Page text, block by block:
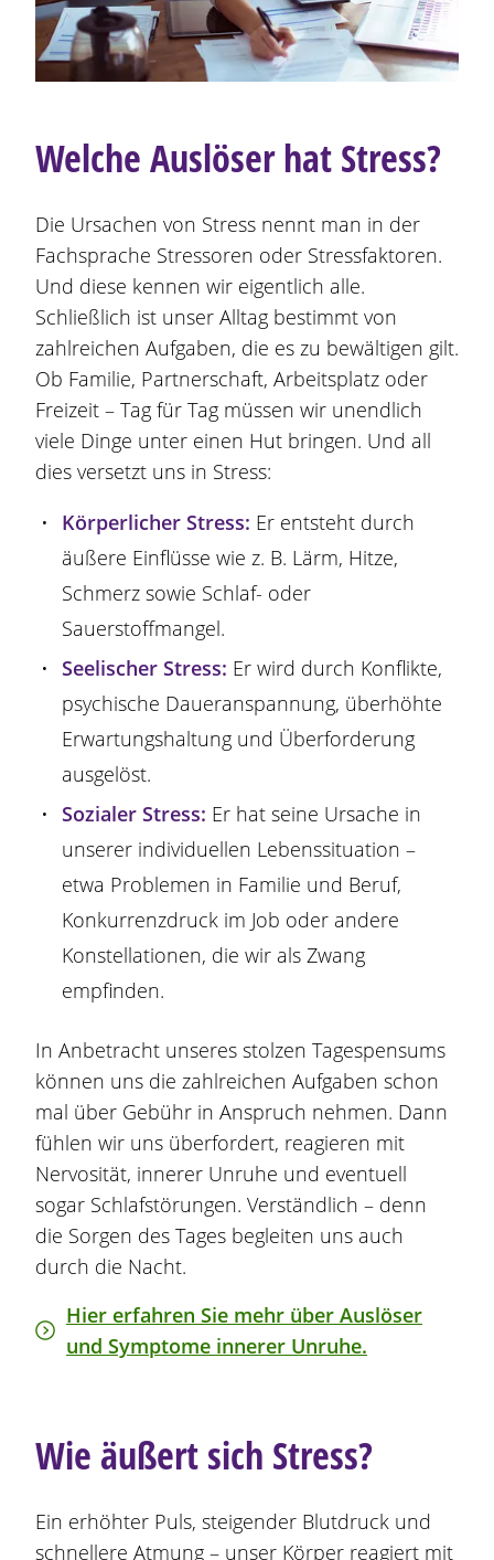
Welche Auslöser hat Stress?
Die Ursachen von Stress nennt man in der
Fachsprache Stressoren oder Stressfaktoren.
Und diese kennen wir eigentlich alle.
Schließlich ist unser Alltag bestimmt von
zahlreichen Aufgaben, die es zu bewältigen gilt.
Ob Familie, Partnerschaft, Arbeitsplatz oder
Freizeit – Tag für Tag müssen wir unendlich
viele Dinge unter einen Hut bringen. Und all
dies versetzt uns in Stress:
Körperlicher Stress: Er entsteht durch
äußere Einflüsse wie z. B. Lärm, Hitze,
Schmerz sowie Schlaf- oder
Sauerstoffmangel.
Seelischer Stress: Er wird durch Konflikte,
psychische Daueranspannung, überhöhte
Erwartungshaltung und Überforderung
ausgelöst.
Sozialer Stress: Er hat seine Ursache in
unserer individuellen Lebenssituation –
etwa Problemen in Familie und Beruf,
Konkurrenzdruck im Job oder andere
Konstellationen, die wir als Zwang
empfinden.
In Anbetracht unseres stolzen Tagespensums
können uns die zahlreichen Aufgaben schon
mal über Gebühr in Anspruch nehmen. Dann
fühlen wir uns überfordert, reagieren mit
Nervosität, innerer Unruhe und eventuell
sogar Schlafstörungen. Verständlich – denn
die Sorgen des Tages begleiten uns auch
durch die Nacht.
Hier erfahren Sie mehr über Auslöser
und Symptome innerer Unruhe.
Wie äußert sich Stress?
Ein erhöhter Puls, steigender Blutdruck und
schnellere Atmung – unser Körper reagiert mit